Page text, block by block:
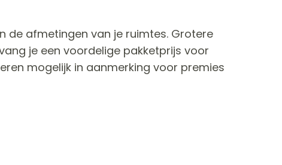
de afmetingen van je ruimtes. Grotere
je een voordelige pakketprijs voor
mogelijk in aanmerking voor premies